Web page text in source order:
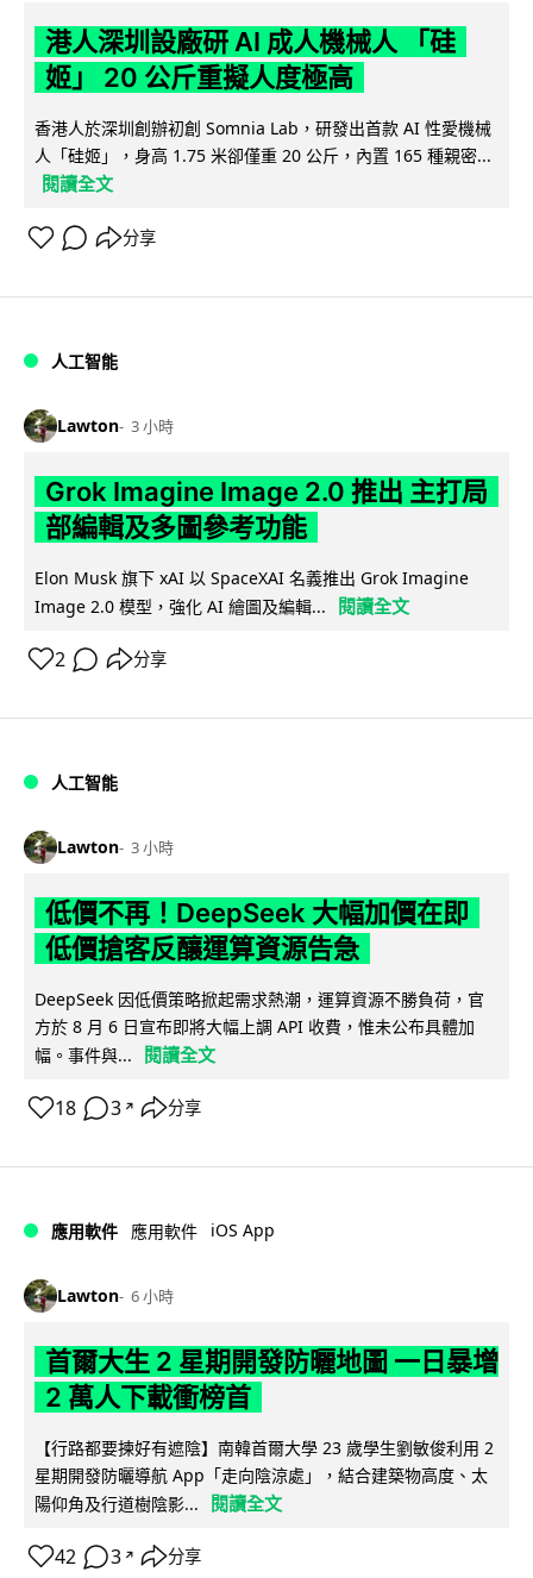
港人深圳設廠研 AI 成人機械人 「硅
姬」 20 公斤重擬人度極高
香港人於深圳創辦初創 Somnia Lab，研發出首款 AI 性愛機械
人「硅姬」，身高 1.75 米卻僅重 20 公斤，內置 165 種親密...
閱讀全文
分享
人工智能
Lawton 3 小時
Grok Imagine Image 2.0 推出 主打局
部編輯及多圖參考功能
Elon Musk 旗下 xAI 以 SpaceXAI 名義推出 Grok Imagine
Image 2.0 模型，強化 AI 繪圖及編輯...
閱讀全文
2 分享
人工智能
Lawton 3 小時
低價不再！DeepSeek 大幅加價在即
低價搶客反釀運算資源告急
DeepSeek 因低價策略掀起需求熱潮，運算資源不勝負荷，官
方於 8 月 6 日宣布即將大幅上調 API 收費，惟未公布具體加
幅。事件與...
閱讀全文
18 3 ↗ 分享
應用軟件 應用軟件 iOS App
Lawton 6 小時
首爾大生 2 星期開發防曬地圖 一日暴增
2 萬人下載衝榜首
【行路都要揀好有遮陰】南韓首爾大學 23 歲學生劉敏俊利用 2
星期開發防曬導航 App「走向陰涼處」，結合建築物高度、太
陽仰角及行道樹陰影...
閱讀全文
42 3 ↗ 分享